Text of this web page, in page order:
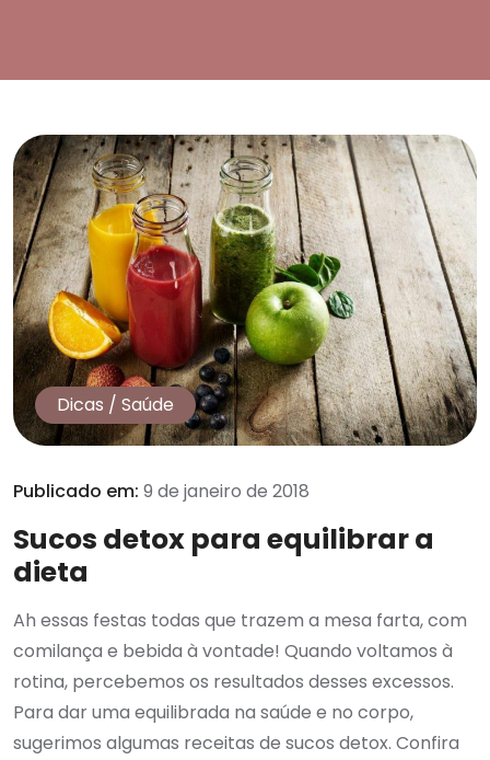
Dicas / Saúde
Publicado em: 9 de janeiro de 2018
Sucos detox para equilibrar a
dieta
Ah essas festas todas que trazem a mesa farta, com
comilança e bebida à vontade! Quando voltamos à
rotina, percebemos os resultados desses excessos.
Para dar uma equilibrada na saúde e no corpo,
sugerimos algumas receitas de sucos detox. Confira